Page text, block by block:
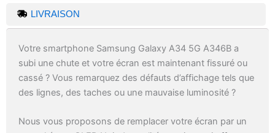
LIVRAISON
Votre smartphone Samsung Galaxy A34 5G A346B a
subi une chute et votre écran est maintenant fissuré ou
cassé ? Vous remarquez des défauts d’affichage tels que
des lignes, des taches ou une mauvaise luminosité ?
Nous vous proposons de remplacer votre écran par un